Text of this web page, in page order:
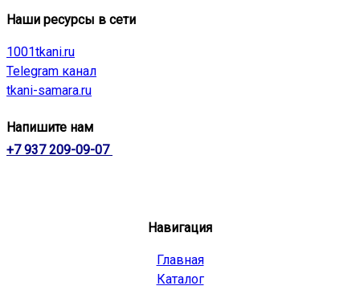
Наши ресурсы в сети
1001tkani.ru
Telegram канал
tkani-samara.ru
Напишите нам
+7 937 209-09-07
Навигация
Главная
Каталог